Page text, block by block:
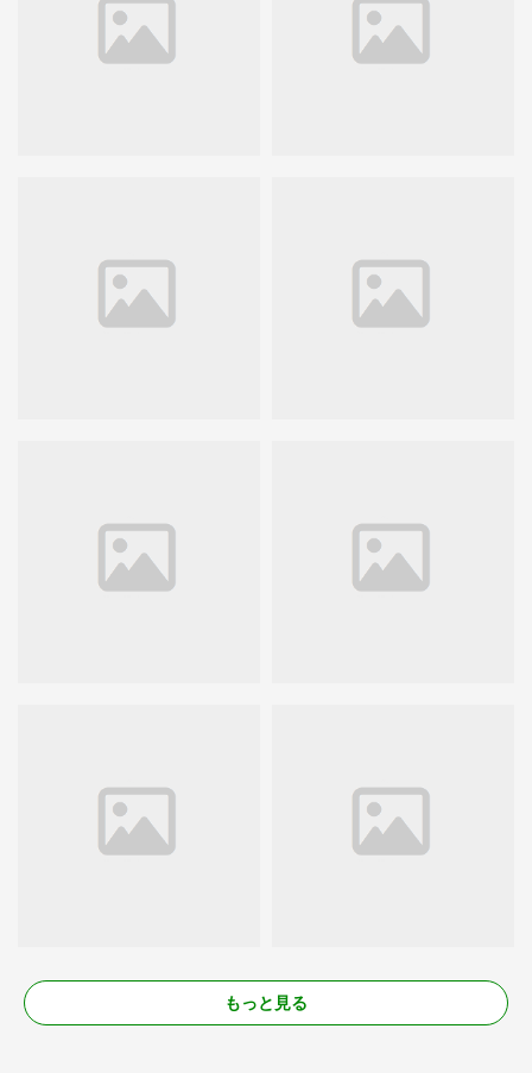
もっと見る